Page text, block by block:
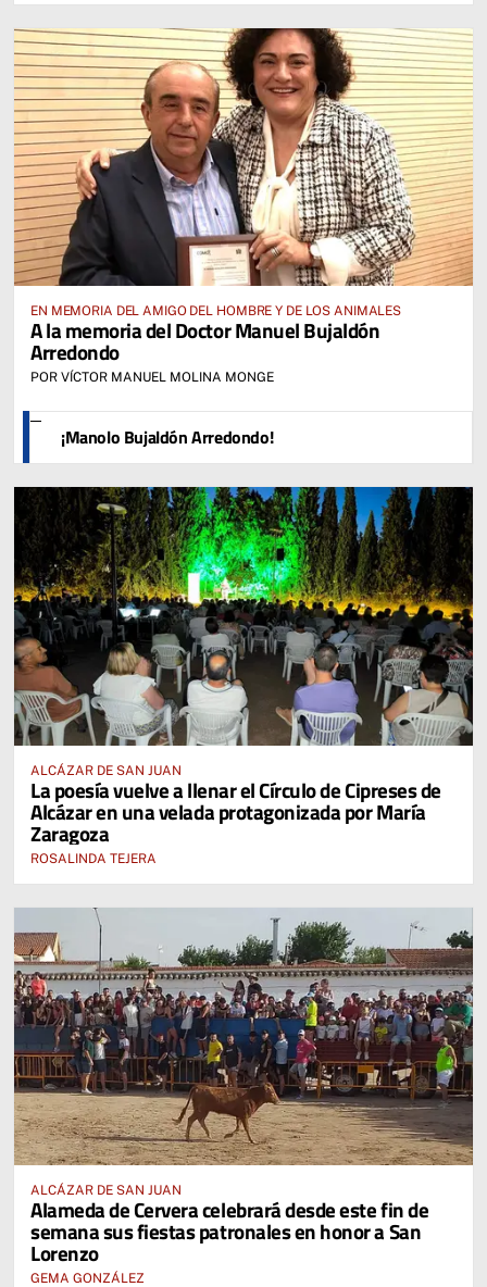
EN MEMORIA DEL AMIGO DEL HOMBRE Y DE LOS ANIMALES
A la memoria del Doctor Manuel Bujaldón
Arredondo
POR VÍCTOR MANUEL MOLINA MONGE
¡Manolo Bujaldón Arredondo!
ALCÁZAR DE SAN JUAN
La poesía vuelve a llenar el Círculo de Cipreses de
Alcázar en una velada protagonizada por María
Zaragoza
ROSALINDA TEJERA
ALCÁZAR DE SAN JUAN
Alameda de Cervera celebrará desde este fin de
semana sus fiestas patronales en honor a San
Lorenzo
GEMA GONZÁLEZ